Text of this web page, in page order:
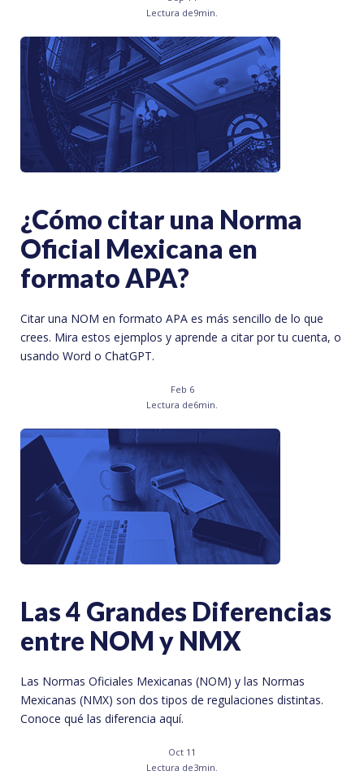
Lectura de9min.
¿Cómo citar una Norma
Oficial Mexicana en
formato APA?
Citar una NOM en formato APA es más sencillo de lo que
crees. Mira estos ejemplos y aprende a citar por tu cuenta, o
usando Word o ChatGPT.
Feb 6
Lectura de6min.
Las 4 Grandes Diferencias
entre NOM y NMX
Las Normas Oficiales Mexicanas (NOM) y las Normas
Mexicanas (NMX) son dos tipos de regulaciones distintas.
Conoce qué las diferencia aquí.
Oct 11
Lectura de3min.